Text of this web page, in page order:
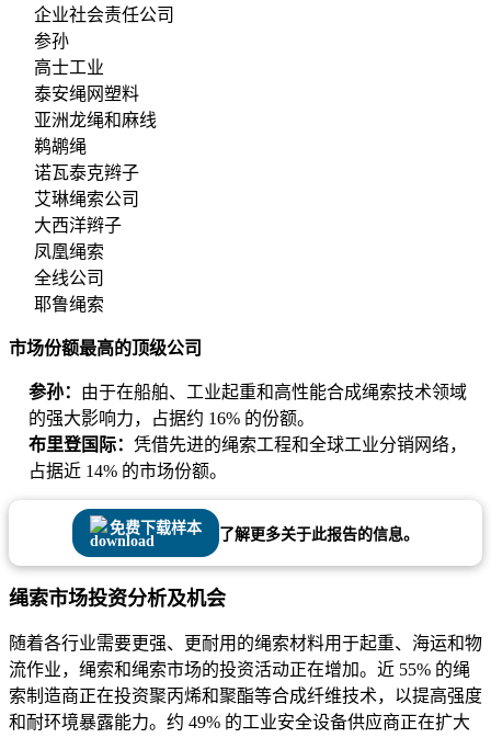
企业社会责任公司
参孙
高士工业
泰安绳网塑料
亚洲龙绳和麻线
鹈鹕绳
诺瓦泰克辫子
艾琳绳索公司
大西洋辫子
凤凰绳索
全线公司
耶鲁绳索
市场份额最高的顶级公司
参孙： 由于在船舶、工业起重和高性能合成绳索技术领域
的强大影响力，占据约 16% 的份额。
布里登国际： 凭借先进的绳索工程和全球工业分销网络，
占据近 14% 的市场份额。
免费下载样本 了解更多关于此报告的信息。
绳索市场投资分析及机会
随着各行业需要更强、更耐用的绳索材料用于起重、海运和物
流作业，绳索和绳索市场的投资活动正在增加。近 55% 的绳
索制造商正在投资聚丙烯和聚酯等合成纤维技术，以提高强度
和耐环境暴露能力。约 49% 的工业安全设备供应商正在扩大